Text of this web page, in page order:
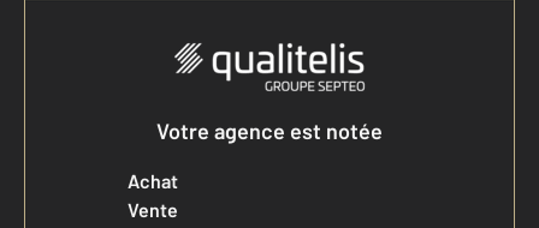
Votre agence est notée
Achat
Vente